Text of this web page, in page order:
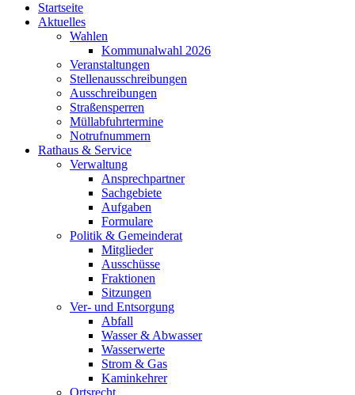
Startseite
Aktuelles
Wahlen
Kommunalwahl 2026
Veranstaltungen
Stellenausschreibungen
Ausschreibungen
Straßensperren
Müllabfuhrtermine
Notrufnummern
Rathaus & Service
Verwaltung
Ansprechpartner
Sachgebiete
Aufgaben
Formulare
Politik & Gemeinderat
Mitglieder
Ausschüsse
Fraktionen
Sitzungen
Ver- und Entsorgung
Abfall
Wasser & Abwasser
Wasserwerte
Strom & Gas
Kaminkehrer
Ortsrecht